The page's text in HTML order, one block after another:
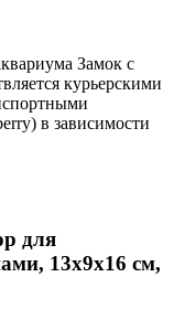
Замок с
курьерскими
в зависимости
для
13х9х16 см,